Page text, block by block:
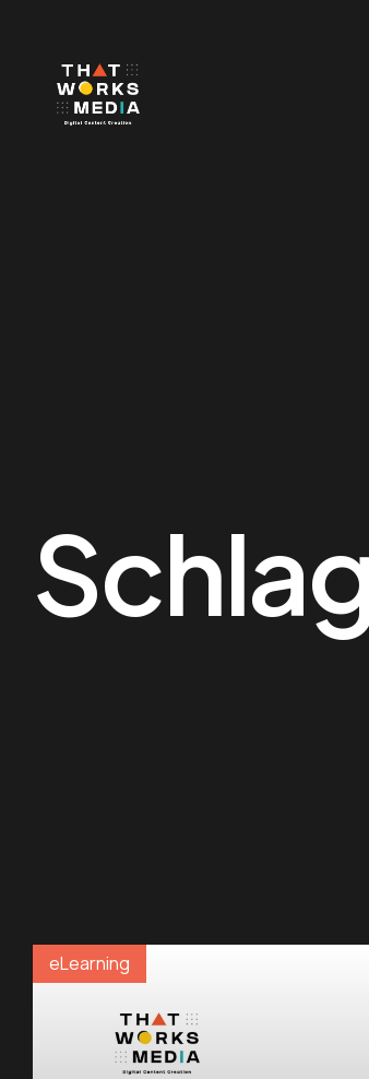
eLearning